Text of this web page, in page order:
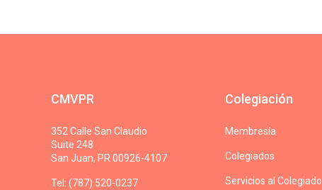
CMVPR
352 Calle San Claudio
Suite 248
San Juan, PR 00926-4107
Tel: (787) 520-0237
Colegiación
Membresía
Colegiados
Servicios al Colegiado